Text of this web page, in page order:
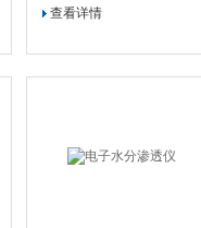
数器流速：28.3L/min，
查看详情